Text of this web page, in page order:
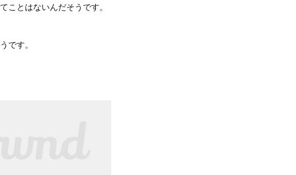
ことはないんだそうです。
です。